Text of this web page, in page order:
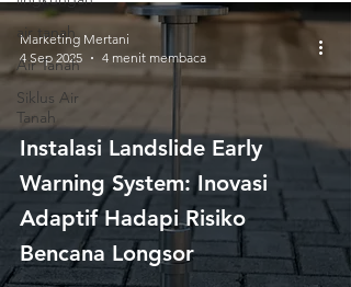
air tanah
Air Tanah
Siklus Air
Tanah
Instalasi Landslide Early
Warning System: Inovasi
Adaptif Hadapi Risiko
Bencana Longsor
Marketing Mertani
4 Sep 2025
4 menit membaca